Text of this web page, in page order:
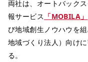
両社は、オートバック
報サービス 「MOBILA」
び地域創生ノウハウを
地域づくり法人）向け
る。